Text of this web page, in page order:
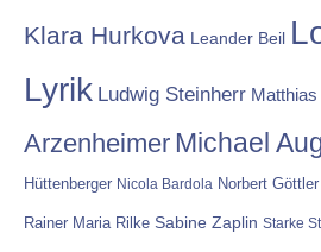
Klara Hurkova Leander Beil
Lyrik Ludwig Steinherr
Arzenheimer Michael
Hüttenberger Nicola Bardola Norbert Göttler
Rainer Maria Rilke Sabine Zaplin Starke